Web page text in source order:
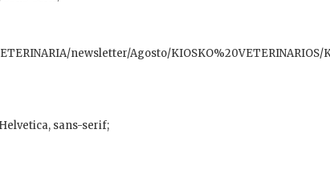
newsletter/Agosto/KIOSKO%20VETERINARIOS/
sans-serif;